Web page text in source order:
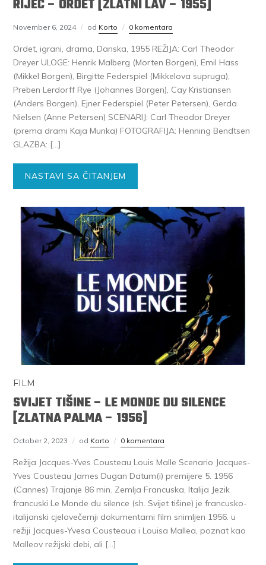
RIJEČ – ORDET [ZLATNI LAV – 1955]
November 6, 2024 od Korto 0 komentara
Ordet, igrani, drama, Danska, 1955 REŽIJA: Carl Theodor
Dreyer ULOGE: Henrik Malberg (Morten Borgen), Emil Hass
(Mikkel Borgen), Birgitte Federspiel (Mikkelova supruga),
Preben Lerdorff Rye (Johannes Borgen), Cay Kristiansen
(Anders Borgen), Ejner Federspiel (Peter Petersen), Gerda
Nielsen (Anne Petersen) SCENARIJ: Carl Theodor Dreyer
(prema drami Kaja Munka) FOTOGRAFIJA: Henning Bendtsen
GLAZBA: […]
NASTAVI SA ČITANJEM
FILM
SVIJET TIŠINE – LE MONDE DU SILENCE
[ZLATNA PALMA – 1956]
October 2, 2023 od Korto 0 komentara
Režija Jacques-Yves Cousteau Louis Malle Scenario Jacques-
Yves Cousteau James Dugan Datum(i) premijere 5. 1956
(Cannes) Trajanje 86 min. Zemlja Francuska, Italija Jezik
francuski Le Monde du silence (sh. Svijet tišine) je francusko-
italijanski cjelovečernji dokumentarni film snimljen 1956. u
režiji Jacques-Yvesa Cousteaua i Louisa Mallea, poznat kao
Malleov režijski debi, ali […]